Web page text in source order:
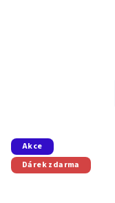
Akce
Dárek zdarma